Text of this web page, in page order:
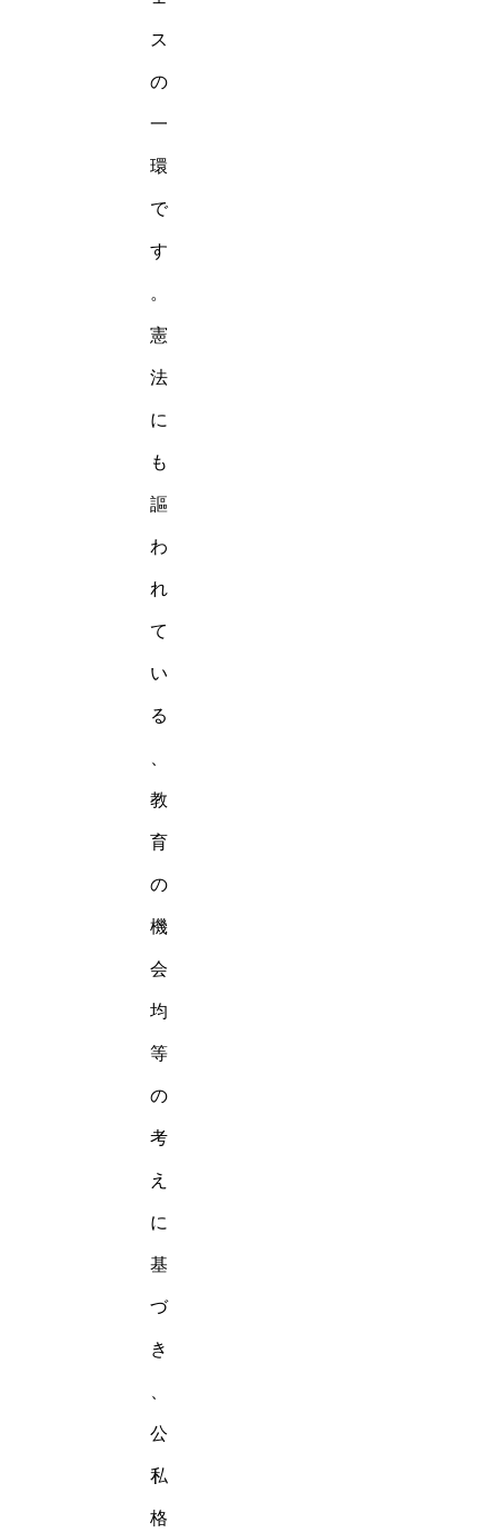
ス
の
一
環
で
す
。
憲
法
に
も
謳
わ
れ
て
い
る
教
育
の
機
会
均
等
の
考
え
に
基
づ
き
公
私
格